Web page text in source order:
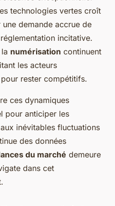
technologies vertes croît
demande accrue de
incitative.
numérisation continuent
les acteurs
rester compétitifs.
ces dynamiques
pour anticiper les
inévitables fluctuations
des données
du marché demeure
dans cet